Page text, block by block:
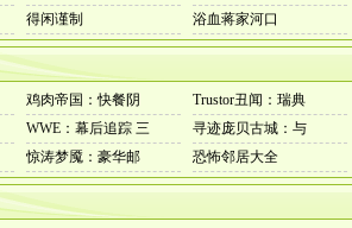
得闲谨制 浴血蒋家河口
鸡肉帝国：快餐阴 Trustor丑闻：瑞典
WWE：幕后追踪 三 寻迹庞贝古城：与
惊涛梦魇：豪华邮 恐怖邻居大全